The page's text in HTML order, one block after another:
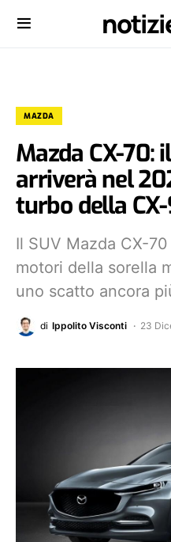
MAZDA
Mazda CX-70:
arriverà nel
turbo della
Il SUV Mazda CX-
motori della sorella
uno scatto ancora
di Ippolito Visconti 23